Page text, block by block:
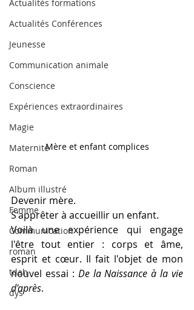
Actualités formations
Actualités Conférences
Jeunesse
Communication animale
Conscience
Expériences extraordinaires
Magie
Maternité
Roman
Album illustré
Femme
Communication
roman
tdah
dys
Mère et enfant complices
Devenir mère.
S'apprêter à accueillir un enfant.
Voilà une expérience qui engage
l'être tout entier : corps et âme,
esprit et cœur. Il fait l'objet de mon
nouvel essai : De la Naissance à la vie
d'après.